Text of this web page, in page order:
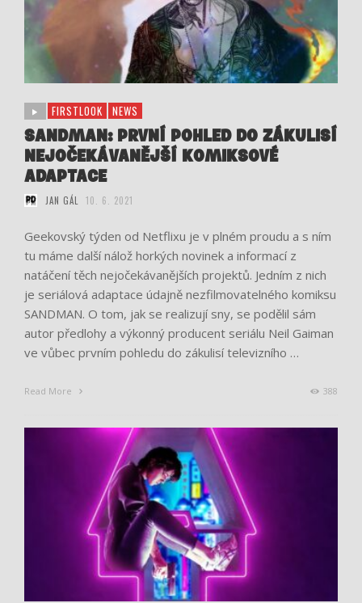
FIRSTLOOK NEWS
SANDMAN: PRVNÍ POHLED DO ZÁKULISÍ
NEJOČEKÁVANĚJŠÍ KOMIKSOVÉ
ADAPTACE
JAN GÁL 10. 6. 2021
Geekovský týden od Netflixu je v plném proudu a s ním
tu máme další nálož horkých novinek a informací z
natáčení těch nejočekávanějších projektů. Jedním z nich
je seriálová adaptace údajně nezfilmovatelného komiksu
SANDMAN. O tom, jak se realizují sny, se podělil sám
autor předlohy a výkonný producent seriálu Neil Gaiman
ve vůbec prvním pohledu do zákulisí televizního …
Read More 388